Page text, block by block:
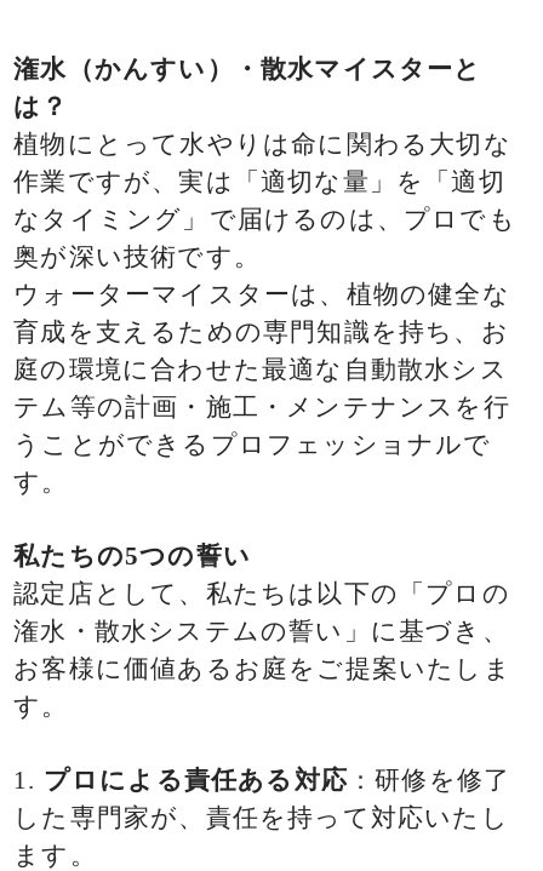
潅水（かんすい）・散水マイスターと
は？
植物にとって水やりは命に関わる大切な
作業ですが、実は「適切な量」を「適切
なタイミング」で届けるのは、プロでも
奥が深い技術です。
ウォーターマイスターは、植物の健全な
育成を支えるための専門知識を持ち、お
庭の環境に合わせた最適な自動散水シス
テム等の計画・施工・メンテナンスを行
うことができるプロフェッショナルで
す。
私たちの5つの誓い
認定店として、私たちは以下の「プロの
潅水・散水システムの誓い」に基づき、
お客様に価値あるお庭をご提案いたしま
す。
1. プロによる責任ある対応 ：研修を修了
した専門家が、責任を持って対応いたし
ます。